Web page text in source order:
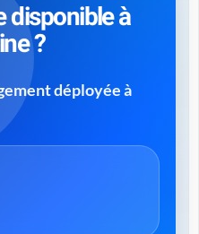
disponible à
?
déployée à